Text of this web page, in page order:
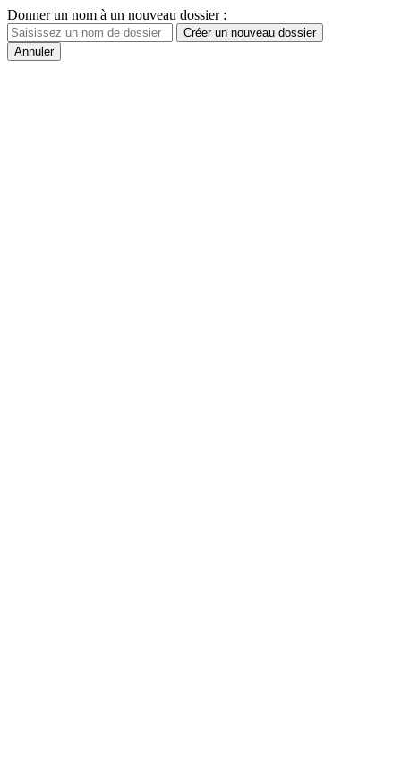
Donner un nom à un nouveau dossier :
Créer un nouveau dossier
Annuler